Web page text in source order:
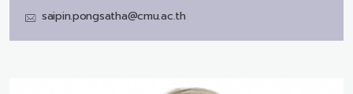
saipin.pongsatha@cmu.ac.th